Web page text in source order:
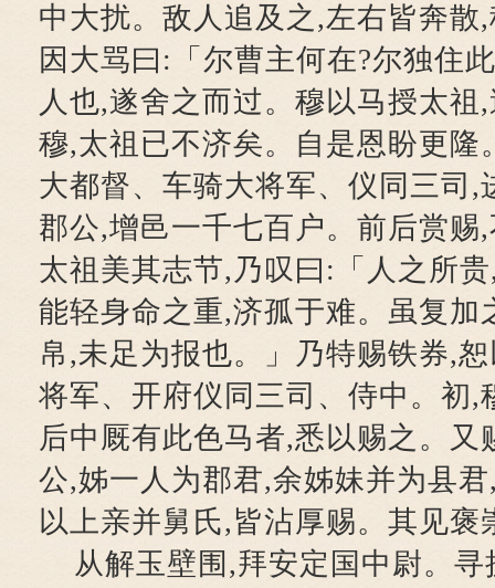
中大扰。敌人追及之,左右皆奔散
因大骂曰:「尔曹主何在?尔独住
人也,遂舍之而过。穆以马授太祖
穆,太祖已不济矣。自是恩盼更隆
大都督、车骑大将军、仪同三司,
郡公,增邑一千七百户。前后赏赐
太祖美其志节,乃叹曰:「人之所
能轻身命之重,济孤于难。虽复加
帛,未足为报也。」乃特赐铁券,
将军、开府仪同三司、侍中。初,
后中厩有此色马者,悉以赐之。又
公,姊一人为郡君,余姊妹并为县
以上亲并舅氏,皆沾厚赐。其见褒
从解玉壁围,拜安定国中尉。